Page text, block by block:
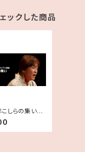
ックした商品
しらの集い東